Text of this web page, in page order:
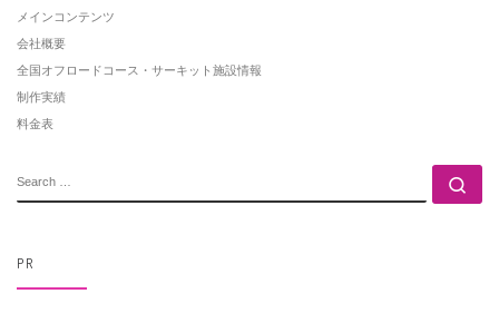
メインコンテンツ
会社概要
全国オフロードコース・サーキット施設情報
制作実績
料金表
PR